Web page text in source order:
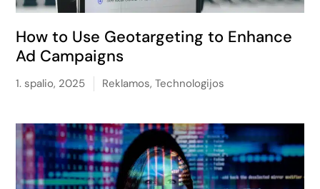
How to Use Geotargeting to Enhance
Ad Campaigns
1. spalio, 2025 Reklamos,Technologijos